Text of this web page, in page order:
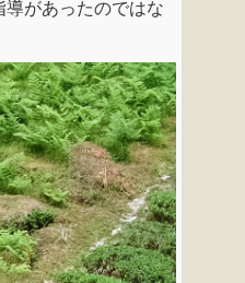
があったのではな